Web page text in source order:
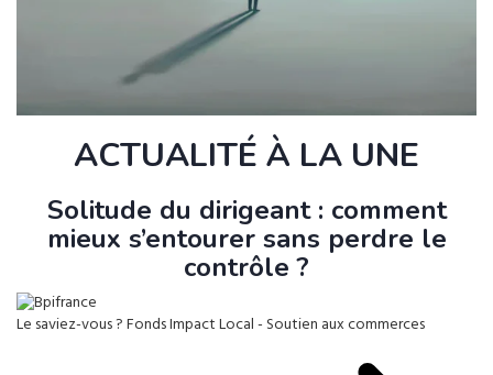
ACTUALITÉ À LA UNE
Solitude du dirigeant : comment
mieux s’entourer sans perdre le
contrôle ?
Le saviez-vous ?Fonds Impact Local - Soutien aux commerces